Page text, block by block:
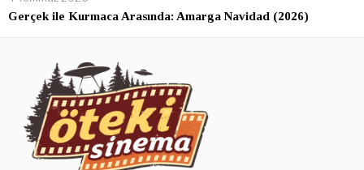
Gerçek ile Kurmaca Arasında: Amarga Navidad (2026)